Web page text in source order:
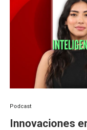
Podcast
Innovaciones